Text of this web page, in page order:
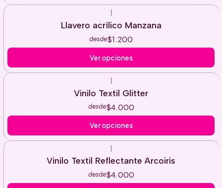
Llavero acrílico Manzana
desde$1.200
Ver opciones
Vinilo Textil Glitter
desde$4.000
Ver opciones
|
Vinilo Textil Reflectante Arcoiris
desde$4.000